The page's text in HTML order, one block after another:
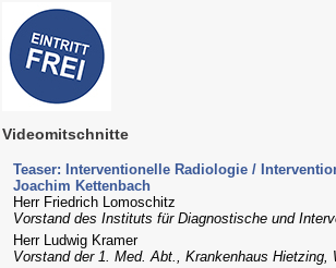
Videomitschnitte
Teaser: Interventionelle Radiologie /
Joachim Kettenbach
Herr Friedrich Lomoschitz
Vorstand des Instituts für Diagnostische und
Herr Ludwig Kramer
Vorstand der 1. Med. Abt., Krankenhaus Hietzing,